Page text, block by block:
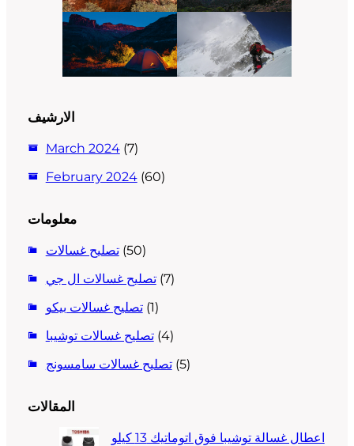
الارشيف
March 2024(7)
February 2024(60)
معلومات
تصليح غسالات(50)
تصليح غسالات ال جي(7)
تصليح غسالات بيكو(1)
تصليح غسالات توشيبا(4)
تصليح غسالات سامسونج(5)
المقالات
اعطال غسالة توشيبا فوق اتوماتيك 13 كيلو